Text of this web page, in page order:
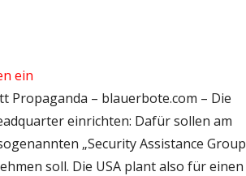
ein
Propaganda – blauerbote.com – Die
einrichten: Dafür sollen am
„Security Assistance Group
soll. Die USA plant also für einen